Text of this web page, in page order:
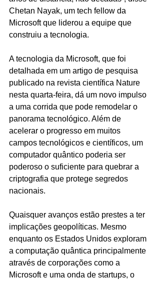
Chetan Nayak, um tech fellow da
Microsoft que liderou a equipe que
construiu a tecnologia.
A tecnologia da Microsoft, que foi
detalhada em um artigo de pesquisa
publicado na revista científica Nature
nesta quarta-feira, dá um novo impulso
a uma corrida que pode remodelar o
panorama tecnológico. Além de
acelerar o progresso em muitos
campos tecnológicos e científicos, um
computador quântico poderia ser
poderoso o suficiente para quebrar a
criptografia que protege segredos
nacionais.
Quaisquer avanços estão prestes a ter
implicações geopolíticas. Mesmo
enquanto os Estados Unidos exploram
a computação quântica principalmente
através de corporações como a
Microsoft e uma onda de startups, o